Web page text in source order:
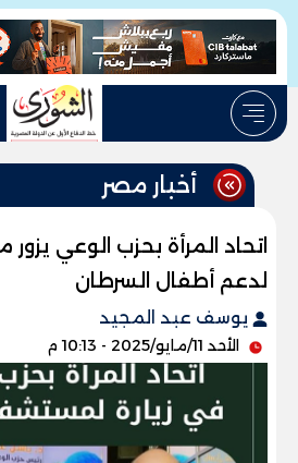
أخبار مصر
لدعم أطفال السرطان
يوسف عبد المجيد
الأحد 11/مايو/2025 - 10:13 م